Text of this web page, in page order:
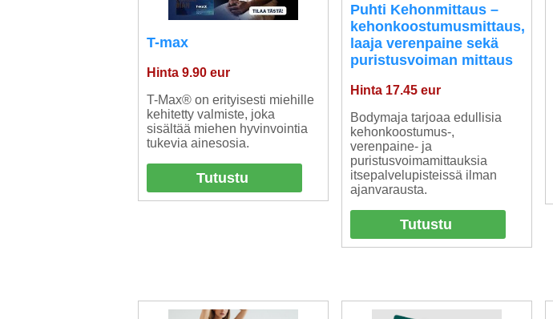
T-max
Hinta 9.90 eur
T-Max® on erityisesti miehille
kehitetty valmiste, joka
sisältää miehen hyvinvointia
tukevia ainesosia.
Tutustu
Puhti Kehonmittaus –
kehonkoostumusmittaus,
laaja verenpaine sekä
puristusvoiman mittaus
Hinta 17.45 eur
Bodymaja tarjoaa edullisia
kehonkoostumus-,
verenpaine- ja
puristusvoimamittauksia
itsepalvelupisteissä ilman
ajanvarausta.
Tutustu